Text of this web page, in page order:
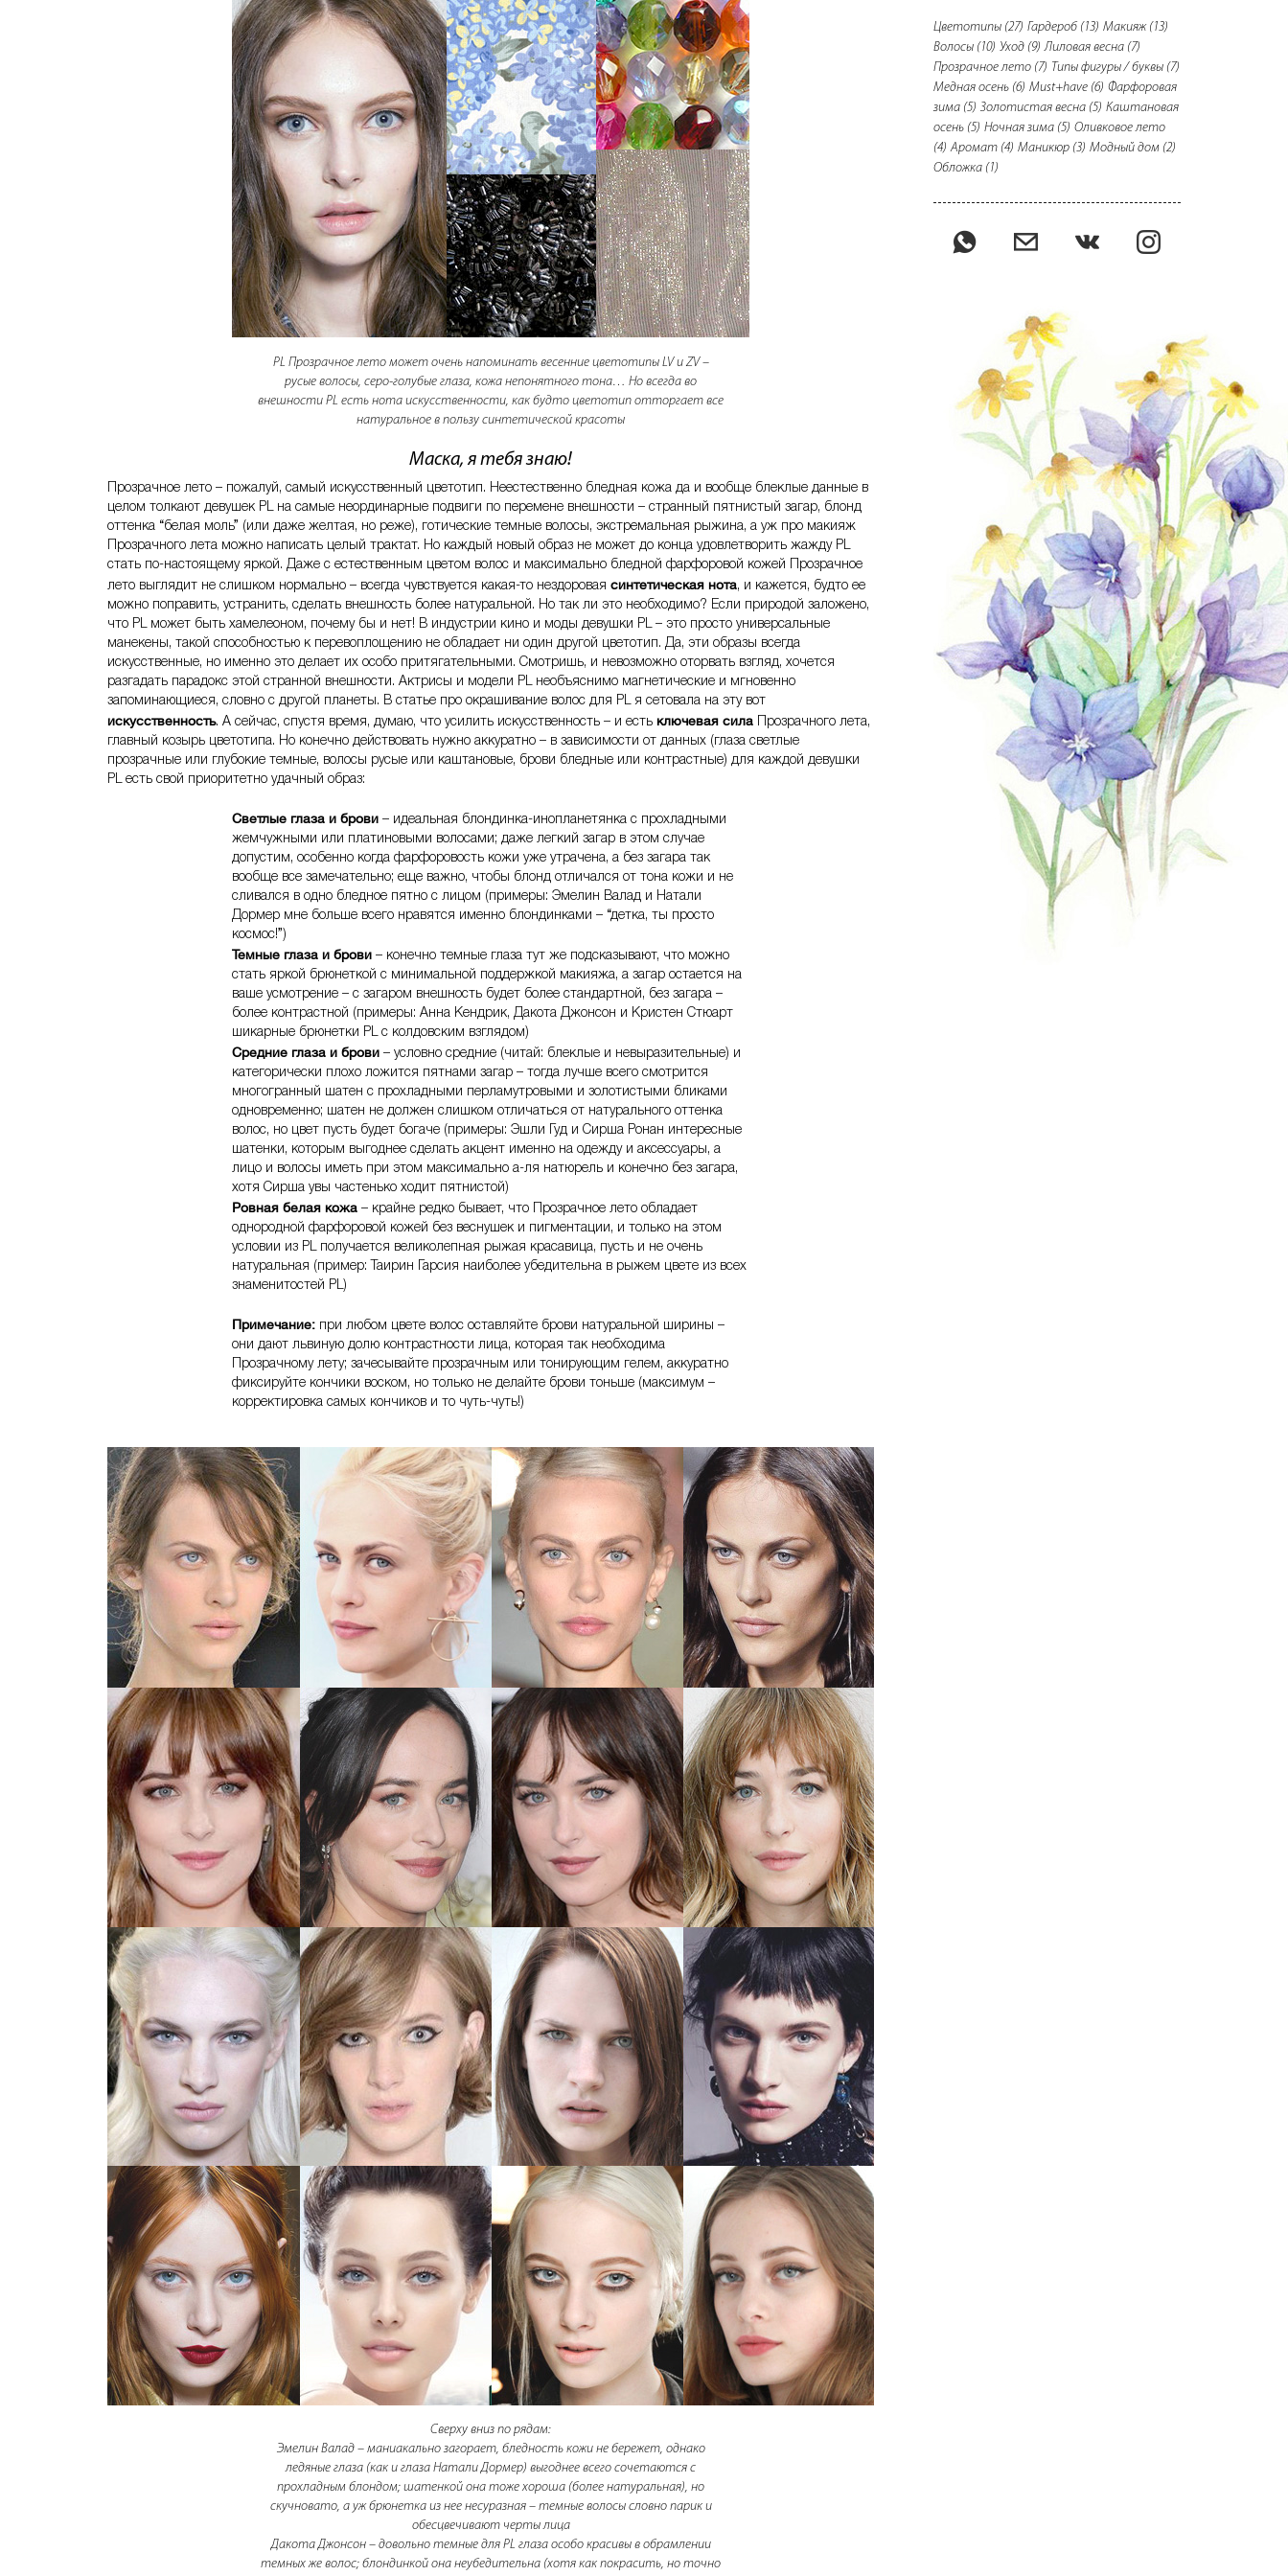
PL Прозрачное лето может очень напоминать весенние цветотипы LV и ZV –
русые волосы, серо-голубые глаза, кожа непонятного тона… Но всегда во
внешности PL есть нота искусственности, как будто цветотип отторгает все
натуральное в пользу синтетической красоты
Маска, я тебя знаю!
Прозрачное лето – пожалуй, самый искусственный цветотип. Неестественно бледная кожа да и вообще блеклые данные в
целом толкают девушек PL на самые неординарные подвиги по перемене внешности – странный пятнистый загар, блонд
оттенка “белая моль” (или даже желтая, но реже), готические темные волосы, экстремальная рыжина, а уж про макияж
Прозрачного лета можно написать целый трактат. Но каждый новый образ не может до конца удовлетворить жажду PL
стать по-настоящему яркой. Даже с естественным цветом волос и максимально бледной фарфоровой кожей Прозрачное
лето выглядит не слишком нормально – всегда чувствуется какая-то нездоровая синтетическая нота, и кажется, будто ее
можно поправить, устранить, сделать внешность более натуральной. Но так ли это необходимо? Если природой заложено,
что PL может быть хамелеоном, почему бы и нет! В индустрии кино и моды девушки PL – это просто универсальные
манекены, такой способностью к перевоплощению не обладает ни один другой цветотип. Да, эти образы всегда
искусственные, но именно это делает их особо притягательными. Смотришь, и невозможно оторвать взгляд, хочется
разгадать парадокс этой странной внешности. Актрисы и модели PL необъяснимо магнетические и мгновенно
запоминающиеся, словно с другой планеты. В статье про окрашивание волос для PL я сетовала на эту вот
искусственность. А сейчас, спустя время, думаю, что усилить искусственность – и есть ключевая сила Прозрачного лета,
главный козырь цветотипа. Но конечно действовать нужно аккуратно – в зависимости от данных (глаза светлые
прозрачные или глубокие темные, волосы русые или каштановые, брови бледные или контрастные) для каждой девушки
PL есть свой приоритетно удачный образ:
Светлые глаза и брови – идеальная блондинка-инопланетянка с прохладными
жемчужными или платиновыми волосами; даже легкий загар в этом случае
допустим, особенно когда фарфоровость кожи уже утрачена, а без загара так
вообще все замечательно; еще важно, чтобы блонд отличался от тона кожи и не
сливался в одно бледное пятно с лицом (примеры: Эмелин Валад и Натали
Дормер мне больше всего нравятся именно блондинками – “детка, ты просто
космос!”)
Темные глаза и брови – конечно темные глаза тут же подсказывают, что можно
стать яркой брюнеткой с минимальной поддержкой макияжа, а загар остается на
ваше усмотрение – с загаром внешность будет более стандартной, без загара –
более контрастной (примеры: Анна Кендрик, Дакота Джонсон и Кристен Стюарт
шикарные брюнетки PL с колдовским взглядом)
Средние глаза и брови – условно средние (читай: блеклые и невыразительные) и
категорически плохо ложится пятнами загар – тогда лучше всего смотрится
многогранный шатен с прохладными перламутровыми и золотистыми бликами
одновременно; шатен не должен слишком отличаться от натурального оттенка
волос, но цвет пусть будет богаче (примеры: Эшли Гуд и Сирша Ронан интересные
шатенки, которым выгоднее сделать акцент именно на одежду и аксессуары, а
лицо и волосы иметь при этом максимально а-ля натюрель и конечно без загара,
хотя Сирша увы частенько ходит пятнистой)
Ровная белая кожа – крайне редко бывает, что Прозрачное лето обладает
однородной фарфоровой кожей без веснушек и пигментации, и только на этом
условии из PL получается великолепная рыжая красавица, пусть и не очень
натуральная (пример: Таирин Гарсия наиболее убедительна в рыжем цвете из всех
знаменитостей PL)
Примечание: при любом цвете волос оставляйте брови натуральной ширины –
они дают львиную долю контрастности лица, которая так необходима
Прозрачному лету; зачесывайте прозрачным или тонирующим гелем, аккуратно
фиксируйте кончики воском, но только не делайте брови тоньше (максимум –
корректировка самых кончиков и то чуть-чуть!)
Сверху вниз по рядам:
Эмелин Валад – маниакально загорает, бледность кожи не бережет, однако
ледяные глаза (как и глаза Натали Дормер) выгоднее всего сочетаются с
прохладным блондом; шатенкой она тоже хороша (более натуральная), но
скучновато, а уж брюнетка из нее несуразная – темные волосы словно парик и
обесцвечивают черты лица
Дакота Джонсон – довольно темные для PL глаза особо красивы в обрамлении
темных же волос; блондинкой она неубедительна (хотя как покрасить, но точно
Цветотипы (27) Гардероб (13) Макияж (13)
Волосы (10) Уход (9) Лиловая весна (7)
Прозрачное лето (7) Типы фигуры / буквы (7)
Медная осень (6) Must+have (6) Фарфоровая
зима (5) Золотистая весна (5) Каштановая
осень (5) Ночная зима (5) Оливковое лето
(4) Аромат (4) Маникюр (3) Модный дом (2)
Обложка (1)